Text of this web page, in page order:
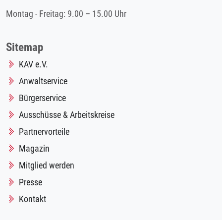
Montag - Freitag: 9.00 – 15.00 Uhr
Sitemap
KAV e.V.
Anwaltservice
Bürgerservice
Ausschüsse & Arbeitskreise
Partnervorteile
Magazin
Mitglied werden
Presse
Kontakt